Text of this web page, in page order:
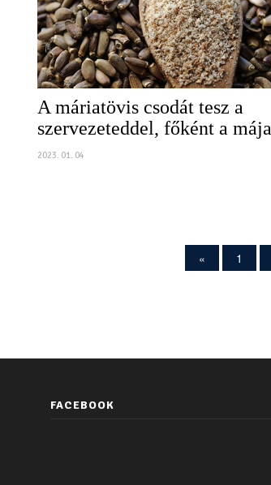
A máriatövis csodát tesz a
szervezeteddel, főként a
2023. 01. 04
« 1
FACEBOOK